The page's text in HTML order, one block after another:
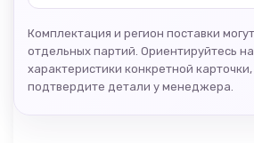
Комплектация и регион поставки
отдельных партий. Ориентируйтесь
характеристики конкретной
подтвердите детали у менеджера.